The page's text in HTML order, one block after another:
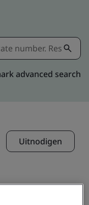
advanced search
Uitnodigen